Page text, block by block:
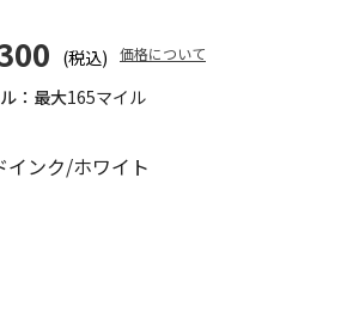
：最大165マイル
(税込) 価格について
インク/ホワイト